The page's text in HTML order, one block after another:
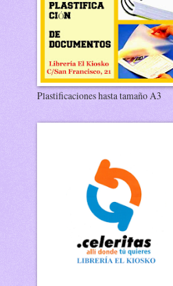
Plastificaciones hasta tamaño A3